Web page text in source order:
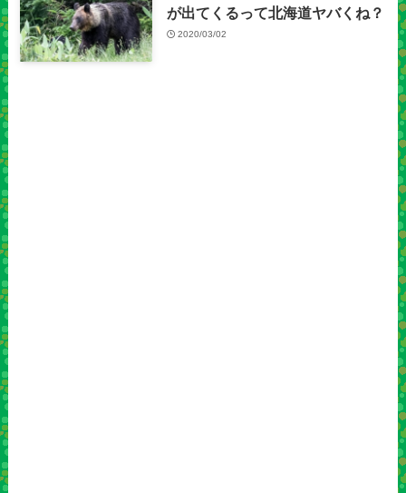
が出てくるって北海道ヤバくね？
2020/03/02